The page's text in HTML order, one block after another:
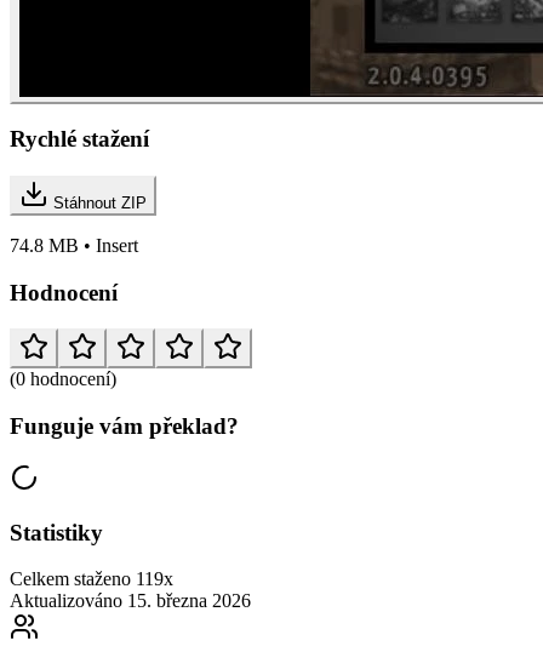
Rychlé stažení
Stáhnout ZIP
74.8 MB • Insert
Hodnocení
(0 hodnocení)
Funguje vám překlad?
Statistiky
Celkem staženo 119x
Aktualizováno 15. března 2026